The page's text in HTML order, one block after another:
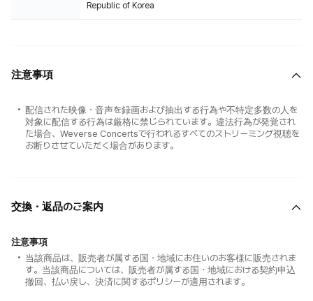
Republic of Korea
注意事項
配信された映像・音声を録画および抽出する行為や不特定多数の人を
対象に配信する行為は厳格に禁じられています。違法行為が発覚され
た場合、Weverse Concertsで行われるすべてのストリーミング視聴を
お断りさせていただく場合があります。
交換・返品のご案内
注意事項
当該商品は、販売者が属する国・地域にお住いのお客様に販売されま
す。当該商品については、販売者が属する国・地域における契約申込
撤回、払い戻し、決済に関するポリシーが適用されます。